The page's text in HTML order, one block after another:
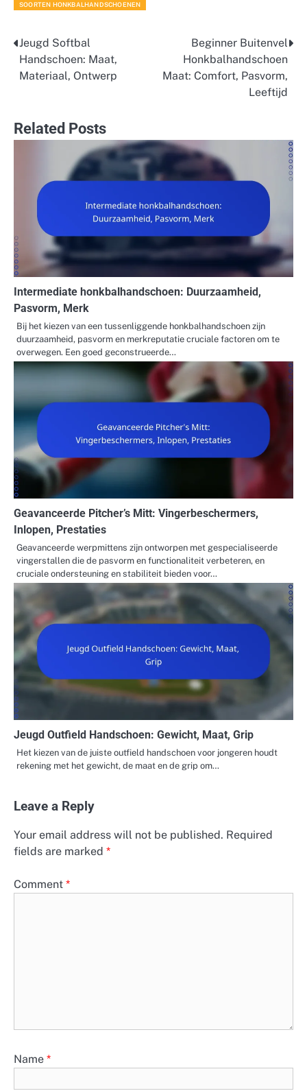
SOORTEN HONKBALHANDSCHOENEN
Post
navigation
Jeugd Softbal
Handschoen: Maat,
Materiaal, Ontwerp
Beginner Buitenvel
Honkbalhandschoen
Maat: Comfort, Pasvorm,
Leeftijd
Related Posts
Intermediate honkbalhandschoen: Duurzaamheid,
Pasvorm, Merk
Bij het kiezen van een tussenliggende honkbalhandschoen zijn
duurzaamheid, pasvorm en merkreputatie cruciale factoren om te
overwegen. Een goed geconstrueerde…
Geavanceerde Pitcher’s Mitt: Vingerbeschermers,
Inlopen, Prestaties
Geavanceerde werpmittens zijn ontworpen met gespecialiseerde
vingerstallen die de pasvorm en functionaliteit verbeteren, en
cruciale ondersteuning en stabiliteit bieden voor…
Jeugd Outfield Handschoen: Gewicht, Maat, Grip
Het kiezen van de juiste outfield handschoen voor jongeren houdt
rekening met het gewicht, de maat en de grip om…
Leave a Reply
Your email address will not be published. Required
fields are marked *
Comment *
Name *